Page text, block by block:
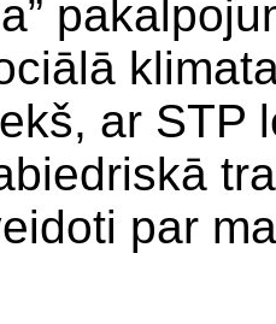
ar STP
par